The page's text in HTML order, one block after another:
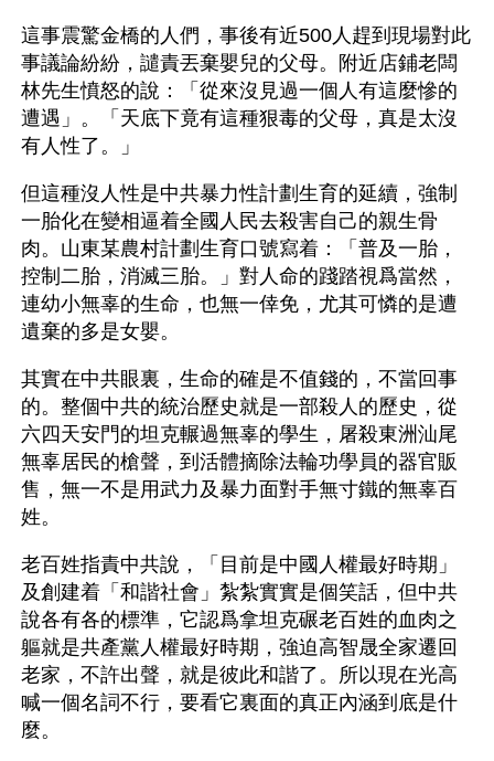
這事震驚金橋的人們，事後有近500人趕到現場對此
事議論紛紛，譴責丟棄嬰兒的父母。附近店鋪老闆
林先生憤怒的說：「從來沒見過一個人有這麼慘的
遭遇」。「天底下竟有這種狠毒的父母，真是太沒
有人性了。」
但這種沒人性是中共暴力性計劃生育的延續，強制
一胎化在變相逼着全國人民去殺害自己的親生骨
肉。山東某農村計劃生育口號寫着：「普及一胎，
控制二胎，消滅三胎。」對人命的踐踏視爲當然，
連幼小無辜的生命，也無一倖免，尤其可憐的是遭
遺棄的多是女嬰。
其實在中共眼裏，生命的確是不值錢的，不當回事
的。整個中共的統治歷史就是一部殺人的歷史，從
六四天安門的坦克輾過無辜的學生，屠殺東洲汕尾
無辜居民的槍聲，到活體摘除法輪功學員的器官販
售，無一不是用武力及暴力面對手無寸鐵的無辜百
姓。
老百姓指責中共說，「目前是中國人權最好時期」
及創建着「和諧社會」紮紮實實是個笑話，但中共
說各有各的標準，它認爲拿坦克碾老百姓的血肉之
軀就是共產黨人權最好時期，強迫高智晟全家遷回
老家，不許出聲，就是彼此和諧了。所以現在光高
喊一個名詞不行，要看它裏面的真正內涵到底是什
麼。